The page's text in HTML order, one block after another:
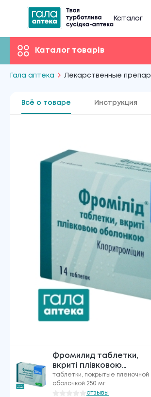
Каталог
Каталог товарів
Гала аптека Лекарственные
Всё о товаре Инструкция
Фромилид таблетки,
вкриті плівковою
оболонкою по 250 мг
№14
таблетки, покрытые пленочной
оболочкой 250 мг
отзывы